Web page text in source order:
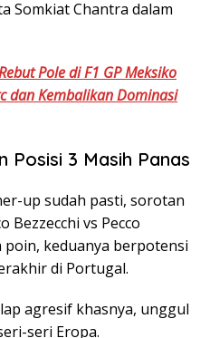
Somkiat Chantra dalam
Pole di F1 GP Meksiko
dan Kembalikan Dominasi
Posisi 3 Masih Panas
up sudah pasti, sorotan
Bezzecchi vs Pecco
poin, keduanya berpotensi
di Portugal.
agresif khasnya, unggul
seri Eropa.